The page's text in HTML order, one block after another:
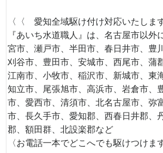
〈〈 愛知全域駆け付け対応いたし
『あいち水道職人』は、名古屋市以外
宮市、瀬戸市、半田市、春日井市、豊
刈谷市、豊田市、安城市、西尾市、蒲
江南市、小牧市、稲沢市、新城市、東
知立市、尾張旭市、高浜市、岩倉市、
市、愛西市、清須市、北名古屋市、弥
市、長久手市、愛知郡、西春日井郡、
郡、額田群、北設楽郡など
〈お電話一本でどこへでも駆けつけま